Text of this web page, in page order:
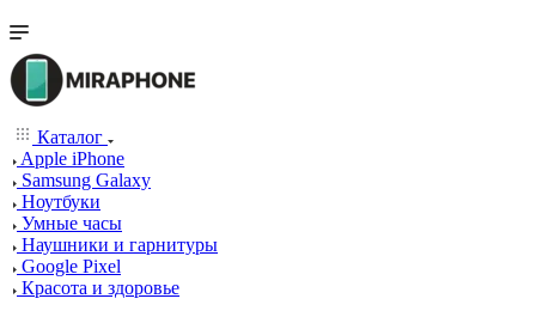
Каталог
Apple iPhone
Samsung Galaxy
Ноутбуки
Умные часы
Наушники и гарнитуры
Google Pixel
Красота и здоровье